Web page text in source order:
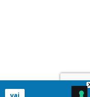
vai